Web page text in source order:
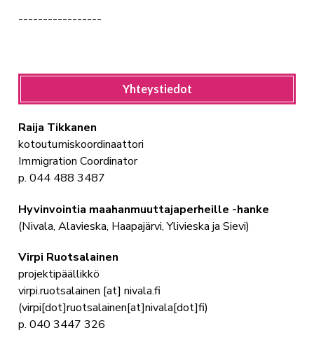
-----------------
Yhteystiedot
Raija Tikkanen
kotoutumiskoordinaattori
Immigration Coordinator
p. 044 488 3487
Hyvinvointia maahanmuuttajaperheille -hanke
(Nivala, Alavieska, Haapajärvi, Ylivieska ja Sievi)
Virpi Ruotsalainen
projektipäällikkö
virpi.ruotsalainen [at] nivala.fi
(virpi[dot]ruotsalainen[at]nivala[dot]fi)
p. 040 3447 326